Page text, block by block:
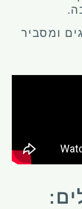
ומסביר